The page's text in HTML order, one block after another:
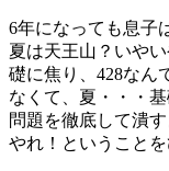
6年になっても息子
夏は天王山？いや
礎に焦り、428なん
なくて、夏・・・
問題を徹底して潰
やれ！ということを